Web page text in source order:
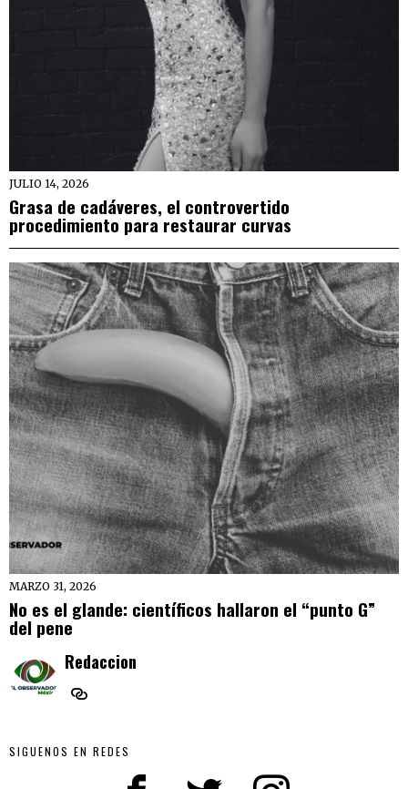
JULIO 14, 2026
Grasa de cadáveres, el controvertido
procedimiento para restaurar curvas
MARZO 31, 2026
No es el glande: científicos hallaron el “punto G”
del pene
Redaccion
SIGUENOS EN REDES